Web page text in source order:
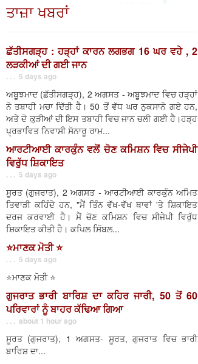
ਤਾਜ਼ਾ ਖਬਰਾਂ
ਛੱਤੀਸਗੜ੍ਹ : ਹੜ੍ਹਾਂ ਕਾਰਨ ਲਗਭਗ 16 ਘਰ ਵਹੇ , 2
ਲੜਕੀਆਂ ਦੀ ਗਈ ਜਾਨ
. . . 5 days ago
ਅਬੂਝਮਾਦ (ਛੱਤੀਸਗੜ੍ਹ), 2 ਅਗਸਤ - ਅਬੂਝਮਾਦ ਵਿਚ ਹੜ੍ਹਾਂ
ਨੇ ਤਬਾਹੀ ਮਚਾ ਦਿੱਤੀ ਹੈ। 50 ਤੋਂ ਵੱਧ ਘਰ ਨੁਕਸਾਨੇ ਗਏ ਹਨ,
ਅਤੇ ਦੋ ਕੁੜੀਆਂ ਦੀ ਇਸ ਤਬਾਹੀ ਵਿਚ ਜਾਨ ਚਲੀ ਗਈ ਹੈ।ਹੜ੍ਹ
ਪ੍ਰਭਾਵਿਤ ਨਿਵਾਸੀ ਸੋਨਾਰੂ ਰਾਮ...
ਆਰਟੀਆਈ ਕਾਰਕੁੰਨ ਵਲੋਂ ਚੋਣ ਕਮਿਸ਼ਨ ਵਿਚ ਸੀਜੇਪੀ
ਵਿਰੁੱਧ ਸ਼ਿਕਾਇਤ
. . . 5 days ago
ਸੂਰਤ (ਗੁਜਰਾਤ), 2 ਅਗਸਤ - ਆਰਟੀਆਈ ਕਾਰਕੁੰਨ ਅਮਿਤ
ਤਿਵਾੜੀ ਕਹਿੰਦੇ ਹਨ, "ਮੈਂ ਤਿੰਨ ਵੱਖ-ਵੱਖ ਥਾਵਾਂ 'ਤੇ ਸ਼ਿਕਾਇਤ
ਦਰਜ ਕਰਵਾਈ ਹੈ। ਮੈਂ ਚੋਣ ਕਮਿਸ਼ਨ ਵਿਚ ਸੀਜੇਪੀ ਵਿਰੁੱਧ
ਸ਼ਿਕਾਇਤ ਕੀਤੀ ਹੈ। ਕਪਿਲ ਸਿੱਬਲ...
⭐️ਮਾਣਕ ਮੋਤੀ ⭐️
. . . 5 days ago
⭐️ਮਾਣਕ ਮੋਤੀ ⭐️
ਗੁਜਰਾਤ ਭਾਰੀ ਬਾਰਿਸ਼ ਦਾ ਕਹਿਰ ਜਾਰੀ, 50 ਤੋਂ 60
ਪਰਿਵਾਰਾਂ ਨੂੰ ਬਾਹਰ ਕੱਢਿਆ ਗਿਆ
. . . about 1 hour ago
ਸੂਰਤ (ਗੁਜਰਾਤ), 1 ਅਗਸਤ- ਸੂਰਤ, ਗੁਜਰਾਤ ਵਿਚ ਭਾਰੀ
ਬਾਰਿਸ਼ ਦਾ...